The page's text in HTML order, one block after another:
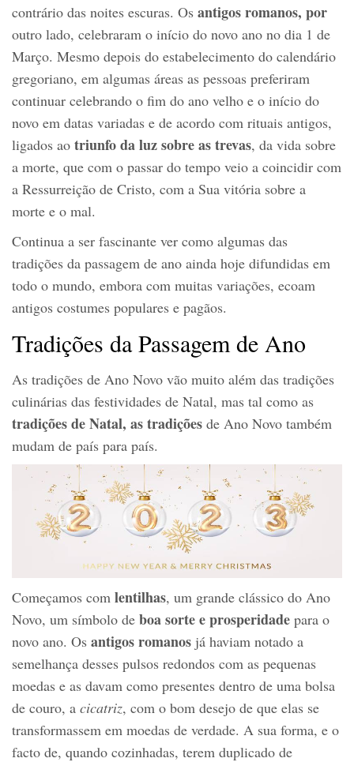
contrário das noites escuras. Os antigos romanos, por
outro lado, celebraram o início do novo ano no dia 1 de
Março. Mesmo depois do estabelecimento do calendário
gregoriano, em algumas áreas as pessoas preferiram
continuar celebrando o fim do ano velho e o início do
novo em datas variadas e de acordo com rituais antigos,
ligados ao triunfo da luz sobre as trevas, da vida sobre
a morte, que com o passar do tempo veio a coincidir com
a Ressurreição de Cristo, com a Sua vitória sobre a
morte e o mal.
Continua a ser fascinante ver como algumas das
tradições da passagem de ano ainda hoje difundidas em
todo o mundo, embora com muitas variações, ecoam
antigos costumes populares e pagãos.
Tradições da Passagem de Ano
As tradições de Ano Novo vão muito além das tradições
culinárias das festividades de Natal, mas tal como as
tradições de Natal, astradições de Ano Novo também
mudam de país para país.
Começamos com lentilhas, um grande clássico do Ano
Novo, um símbolo de boa sorte e prosperidade para o
novo ano. Os antigos romanos já haviam notado a
semelhança desses pulsos redondos com as pequenas
moedas e as davam como presentes dentro de uma bolsa
de couro, a cicatriz, com o bom desejo de que elas se
transformassem em moedas de verdade. A sua forma, e o
facto de, quando cozinhadas, terem duplicado de